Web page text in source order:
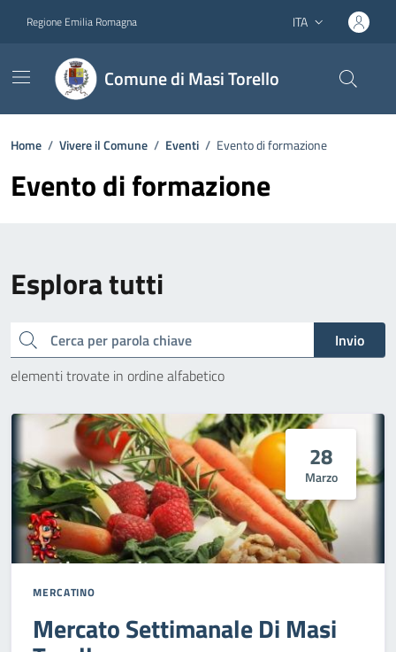
Regione Emilia Romagna Lingua attiva:
ITA
Comune di Masi Torello
Home / Vivere il Comune / Eventi / Evento di formazione
Evento di formazione
Esplora tutti
Cerca
Invio
elementi trovate in ordine alfabetico
28
Marzo
MERCATINO
Mercato Settimanale Di Masi